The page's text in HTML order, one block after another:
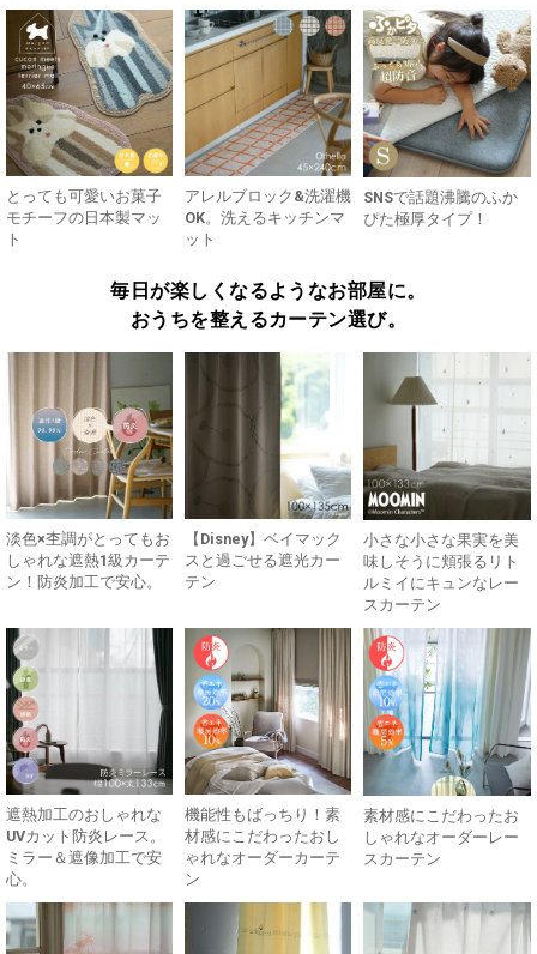
とっても可愛いお菓子
モチーフの日本製マッ
ト
アレルブロック&洗濯機
OK。洗えるキッチンマ
ット
SNSで話題沸騰のふか
ぴた極厚タイプ！
毎日が楽しくなるようなお部屋に。
おうちを整えるカーテン選び。
淡色×杢調がとってもお
しゃれな遮熱1級カーテ
ン！防炎加工で安心。
【Disney】ベイマック
スと過ごせる遮光カー
テン
小さな小さな果実を美
味しそうに頬張るリト
ルミイにキュンなレー
スカーテン
遮熱加工のおしゃれな
UVカット防炎レース。
ミラー＆遮像加工で安
心。
機能性もばっちり！素
材感にこだわったおし
ゃれなオーダーカーテ
ン
素材感にこだわったお
しゃれなオーダーレー
スカーテン